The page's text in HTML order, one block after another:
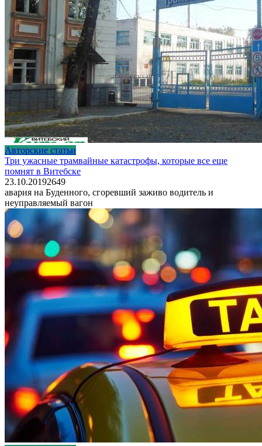
Авторские статьи
Три ужасные трамвайные катастрофы, которые все еще
помнят в Витебске
23.10.20192649
авария на Буденного, сгоревший заживо водитель и
неуправляемый вагон